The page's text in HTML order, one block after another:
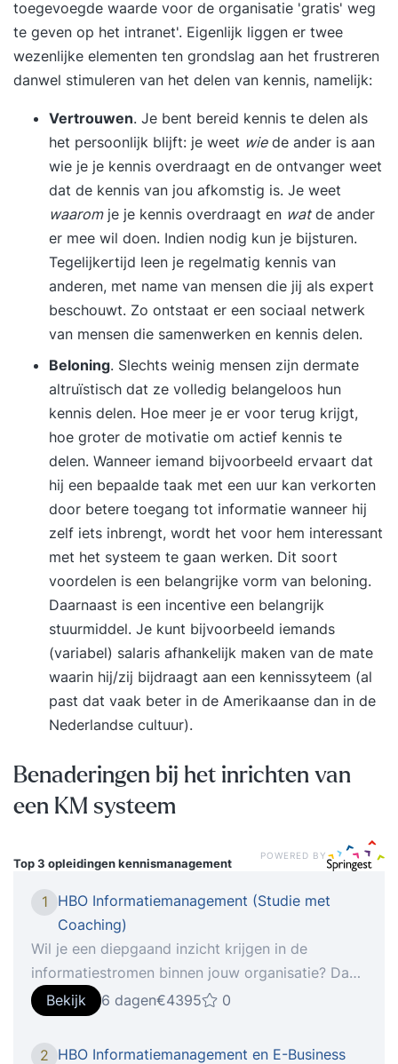
toegevoegde waarde voor de organisatie 'gratis' weg
te geven op het intranet'. Eigenlijk liggen er twee
wezenlijke elementen ten grondslag aan het frustreren
danwel stimuleren van het delen van kennis, namelijk:
Vertrouwen. Je bent bereid kennis te delen als
het persoonlijk blijft: je weet wiede ander is aan
wie je je kennis overdraagt en de ontvanger weet
dat de kennis van jou afkomstig is. Je weet
waaromje je kennis overdraagt en watde ander
er mee wil doen. Indien nodig kun je bijsturen.
Tegelijkertijd leen je regelmatig kennis van
anderen, met name van mensen die jij als expert
beschouwt. Zo ontstaat er een sociaal netwerk
van mensen die samenwerken en kennis delen.
Beloning. Slechts weinig mensen zijn dermate
altruïstisch dat ze volledig belangeloos hun
kennis delen. Hoe meer je er voor terug krijgt,
hoe groter de motivatie om actief kennis te
delen. Wanneer iemand bijvoorbeeld ervaart dat
hij een bepaalde taak met een uur kan verkorten
door betere toegang tot informatie wanneer hij
zelf iets inbrengt, wordt het voor hem interessant
met het systeem te gaan werken. Dit soort
voordelen is een belangrijke vorm van beloning.
Daarnaast is een incentive een belangrijk
stuurmiddel. Je kunt bijvoorbeeld iemands
(variabel) salaris afhankelijk maken van de mate
waarin hij/zij bijdraagt aan een kennissyteem (al
past dat vaak beter in de Amerikaanse dan in de
Nederlandse cultuur).
Benaderingen bij het inrichten van
een KM systeem
Top 3 opleidingenkennismanagement
POWERED BY
1
HBO Informatiemanagement (Studie met
Coaching)
Wil je een diepgaand inzicht krijgen in de
informatiestromen binnen jouw organisatie? Dan
is de intrigerende hbo-opleiding
Informatiemanagement iets voor jou! Deze
opleiding biedt een breed scala aan
Bekijk 6 dagen€4395 0
2 HBO Informatiemanagement en E-Business